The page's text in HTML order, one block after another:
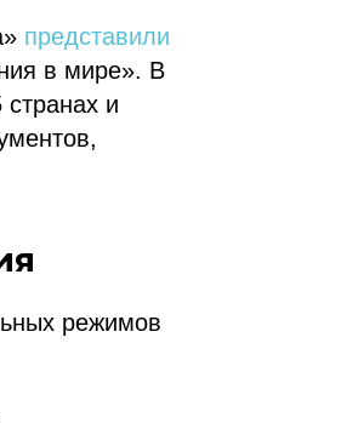
представили
в мире». В
и
режимов